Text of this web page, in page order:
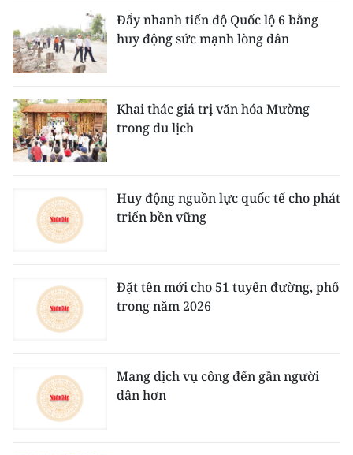
Đẩy nhanh tiến độ Quốc lộ 6 bằng
huy động sức mạnh lòng dân
Khai thác giá trị văn hóa Mường
trong du lịch
Huy động nguồn lực quốc tế cho phát
triển bền vững
Đặt tên mới cho 51 tuyến đường, phố
trong năm 2026
Mang dịch vụ công đến gần người
dân hơn